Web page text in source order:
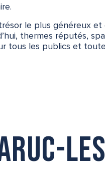
le plus généreux
thermes réputés,
tous les publics et